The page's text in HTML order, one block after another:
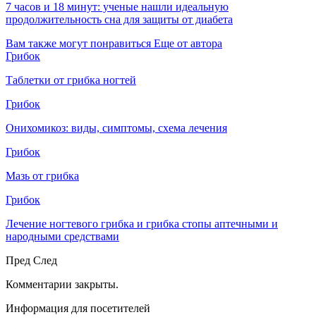
7 часов и 18 минут: ученые нашли идеальную
продолжительность сна для защиты от диабета
Вам также могут понравиться Еще от автора
Грибок
Таблетки от грибка ногтей
Грибок
Онихомикоз: виды, симптомы, схема лечения
Грибок
Мазь от грибка
Грибок
Лечение ногтевого грибка и грибка стопы аптечными и
народными средствами
Пред След
Комментарии закрыты.
Информация для посетителей